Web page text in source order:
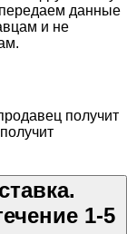
данные
и не
получит
1-5